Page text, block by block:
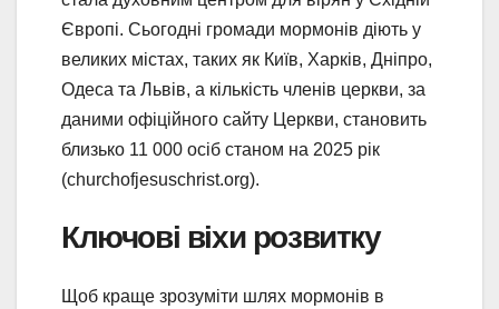
Європі. Сьогодні громади мормонів діють у
великих містах, таких як Київ, Харків, Дніпро,
Одеса та Львів, а кількість членів церкви, за
даними офіційного сайту Церкви, становить
близько 11 000 осіб станом на 2025 рік
(churchofjesuschrist.org).
Ключові віхи розвитку
Щоб краще зрозуміти шлях мормонів в